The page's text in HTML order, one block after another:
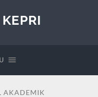
AKADEMIK